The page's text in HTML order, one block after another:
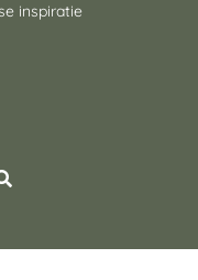
inspiratie